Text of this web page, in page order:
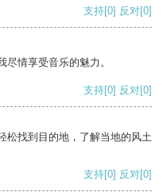
支持[0] 反对[0]
情享受音乐的魅力。
支持[0] 反对[0]
松找到目的地，了解当地的风土
支持[0] 反对[0]